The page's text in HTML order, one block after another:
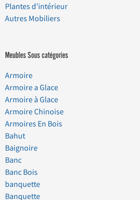
Plantes d’intérieur
Autres Mobiliers
Meubles Sous catégories
Armoire
Armoire a Glace
Armoire à Glace
Armoire Chinoise
Armoires En Bois
Bahut
Baignoire
Banc
Banc Bois
banquette
Banquette